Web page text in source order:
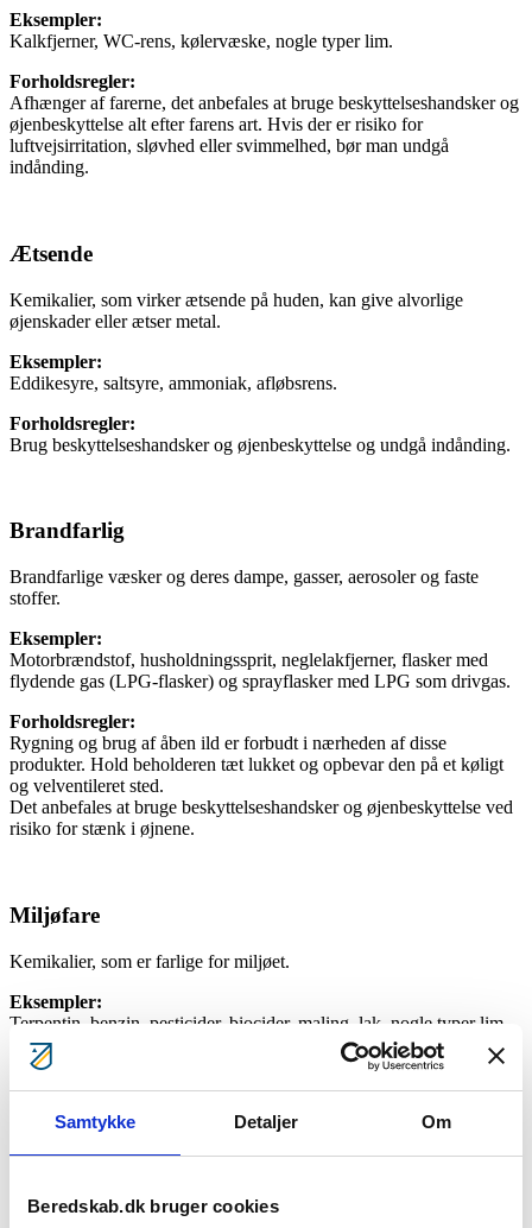
Samtykke Detaljer Om
Beredskab.dk bruger cookies
Eksempler:
Kalkfjerner, WC-rens, kølervæske, nogle typer lim.
Forholdsregler:
Afhænger af farerne, det anbefales at bruge beskyttelseshandsker og
øjenbe­skyttelse alt efter farens art. Hvis der er risiko for
luftvejsirritation, sløvhed eller svimmelhed, bør man undgå
indånding.
Ætsende
Kemikalier, som virker ætsende på huden, kan give alvorlige
øjenskader eller ætser metal.
Eksempler:
Eddikesyre, saltsyre, ammoniak, afløbs­rens.
Forholdsregler:
Brug beskyttelseshandsker og øjenbe­skyttelse og undgå indånding.
Brandfarlig
Brandfarlige væsker og deres dampe, gasser, aerosoler og faste
stoffer.
Eksempler:
Motorbrændstof, husholdningssprit, neglelakfjerner, flasker med
flydende gas (LPG-flasker) og sprayflasker med LPG som drivgas.
Forholdsregler:
Rygning og brug af åben ild er forbudt i nærheden af disse
produkter. Hold beholderen tæt lukket og opbevar den på et køligt
og velventileret sted.
Det anbefales at bruge beskyttelseshandsker og øjenbeskyttelse ved
risiko for stænk i øjnene.
Miljøfare
Kemikalier, som er farlige for miljøet.
Eksempler:
Terpentin, benzin, pesticider, biocider, maling, lak, nogle typer lim
Forholdsregler:
Bortskaffelse af indhold og emballage skal ske i henhold til national